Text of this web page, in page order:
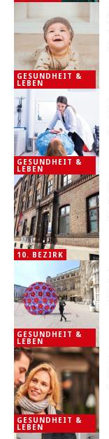
GESUNDHEIT &
LEBEN
GESUNDHEIT &
LEBEN
10. BEZIRK
GESUNDHEIT &
LEBEN
GESUNDHEIT &
LEBEN